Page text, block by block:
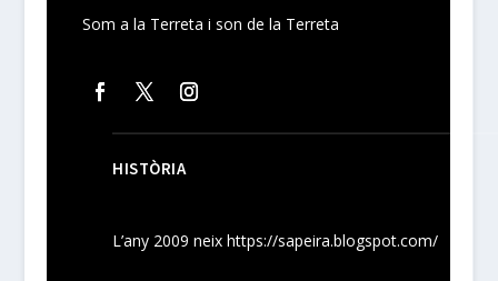
Som a la Terreta i son de la Terreta
HISTÒRIA
L’any 2009 neixhttps://sapeira.blogspot.com/